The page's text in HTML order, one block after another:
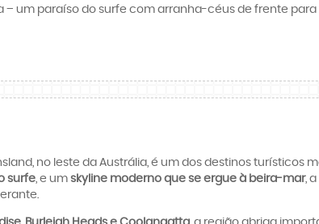
– um paraíso do surfe com arranha-céus de frente
no leste da Austrália, é um dos destinos turísticos
surfe, e um skyline moderno que se ergue à beira-mar,